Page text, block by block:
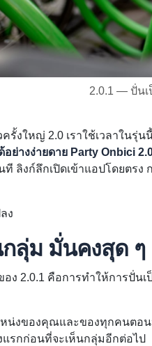
2.0.1 — ปั่น
ครั้งใหญ่ 2.0 เราใช้เวลาใน
อย่างง่ายดาย Party Onbici
ลิงก์ลึกเปิดเข้าแอปโดยตรง
ง
ลุ่ม มั่นคงสุด ๆ
ง 2.0.1 คือการทำให้การปั่น
น่งของคุณและของทุกคนตอน
แรกก่อนที่จะเห็นกลุ่มอีกต่อไป